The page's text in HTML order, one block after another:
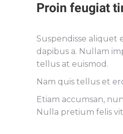
Proin feugiat
Suspendisse aliquet
dapibus a. Nullam
tellus at euismod.
Nam quis tellus et
Etiam accumsan,
Nulla pretium felis